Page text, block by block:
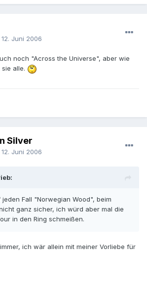
12. Juni 2006
noch "Across the Universe", aber wie
alle.
Silver
12. Juni 2006
Fall "Norwegian Wood", beim
ganz sicher, ich würd aber mal die
in den Ring schmeißen.
ich wär allein mit meiner Vorliebe für